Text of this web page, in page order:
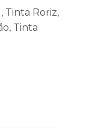
Tinta Roriz,
Tinta